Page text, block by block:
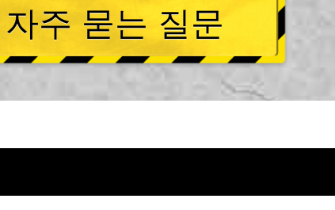
자주 묻는 질문